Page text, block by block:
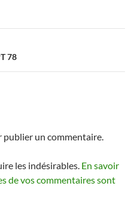
78
publier un commentaire.
les indésirables. En savoir
de vos commentaires sont